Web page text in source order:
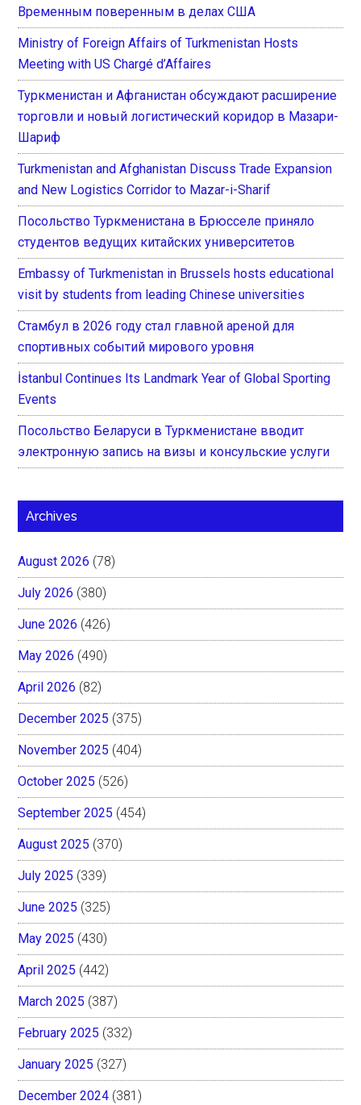
Временным поверенным в делах США
Ministry of Foreign Affairs of Turkmenistan Hosts
Meeting with US Chargé d’Affaires
Туркменистан и Афганистан обсуждают расширение
торговли и новый логистический коридор в Мазари-
Шариф
Turkmenistan and Afghanistan Discuss Trade Expansion
and New Logistics Corridor to Mazar-i-Sharif
Посольство Туркменистана в Брюсселе приняло
студентов ведущих китайских университетов
Embassy of Turkmenistan in Brussels hosts educational
visit by students from leading Chinese universities
Стамбул в 2026 году стал главной ареной для
спортивных событий мирового уровня
İstanbul Continues Its Landmark Year of Global Sporting
Events
Посольство Беларуси в Туркменистане вводит
электронную запись на визы и консульские услуги
Archives
August 2026 (78)
July 2026 (380)
June 2026 (426)
May 2026 (490)
April 2026 (82)
December 2025 (375)
November 2025 (404)
October 2025 (526)
September 2025 (454)
August 2025 (370)
July 2025 (339)
June 2025 (325)
May 2025 (430)
April 2025 (442)
March 2025 (387)
February 2025 (332)
January 2025 (327)
December 2024 (381)